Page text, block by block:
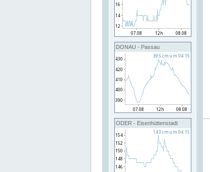
DONAU - Passau
ODER - Eisenhüttenstadt